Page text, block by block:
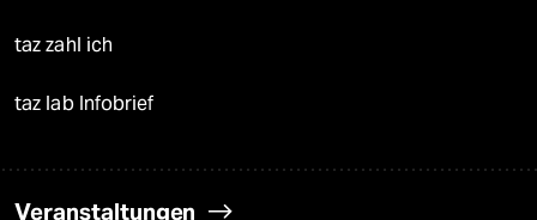
taz zahl ich
taz lab Infobrief
Veranstaltungen